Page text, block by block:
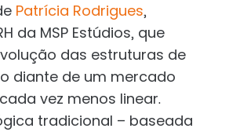
Patrícia Rodrigues,
da MSP Estúdios, que
das estruturas de
diante de um mercado
vez menos linear.
tradicional – baseada